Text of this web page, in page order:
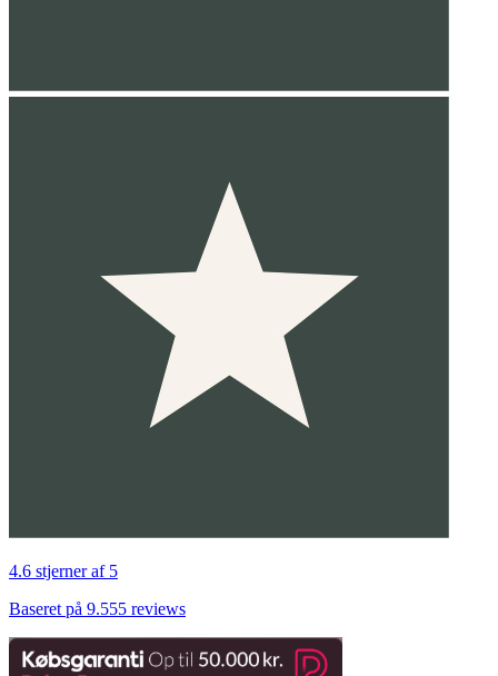
4.6 stjerner af 5
Baseret på 9.555 reviews